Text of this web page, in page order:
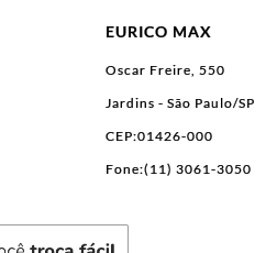
EURICO MAX
Oscar Freire, 550
Jardins - São Paulo/SP
CEP:01426-000
Fone:(11) 3061-3050